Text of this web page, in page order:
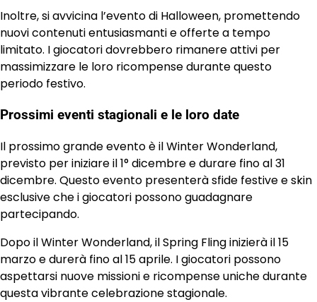
Inoltre, si avvicina l’evento di Halloween, promettendo
nuovi contenuti entusiasmanti e offerte a tempo
limitato. I giocatori dovrebbero rimanere attivi per
massimizzare le loro ricompense durante questo
periodo festivo.
Prossimi eventi stagionali e le loro date
Il prossimo grande evento è il Winter Wonderland,
previsto per iniziare il 1° dicembre e durare fino al 31
dicembre. Questo evento presenterà sfide festive e skin
esclusive che i giocatori possono guadagnare
partecipando.
Dopo il Winter Wonderland, il Spring Fling inizierà il 15
marzo e durerà fino al 15 aprile. I giocatori possono
aspettarsi nuove missioni e ricompense uniche durante
questa vibrante celebrazione stagionale.